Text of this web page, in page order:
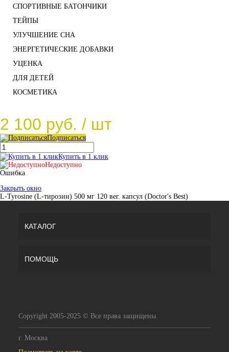
СПОРТИВНЫЕ БАТОНЧИКИ
ТЕЙПЫ
УЛУЧШЕНИЕ СНА
ЭНЕРГЕТИЧЕСКИЕ ДОБАВКИ
УЦЕНКА
ДЛЯ ДЕТЕЙ
КОСМЕТИКА
2 100 руб. / шт
Подписаться
Купить в 1 клик
Недоступно
Ошибка
Закрыть окно
L-Tyrosine (L-тирозин) 500 мг 120 вег. капсул (Doctor's Best)
КАТАЛОГ
ПОМОЩЬ
Copyright 2005-2025 © Все права защищены.
г. Москва